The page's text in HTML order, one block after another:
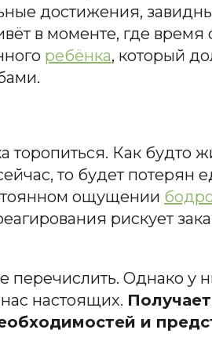
достижения,
в моменте, где
ребёнка, который
Как будто
то будет потерян
ощущении
рискует
Однако у
настоящих.
и